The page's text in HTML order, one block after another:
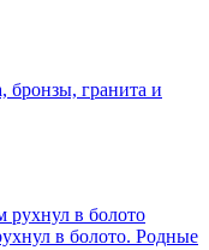
бронзы, гранита и
в болото. Родные